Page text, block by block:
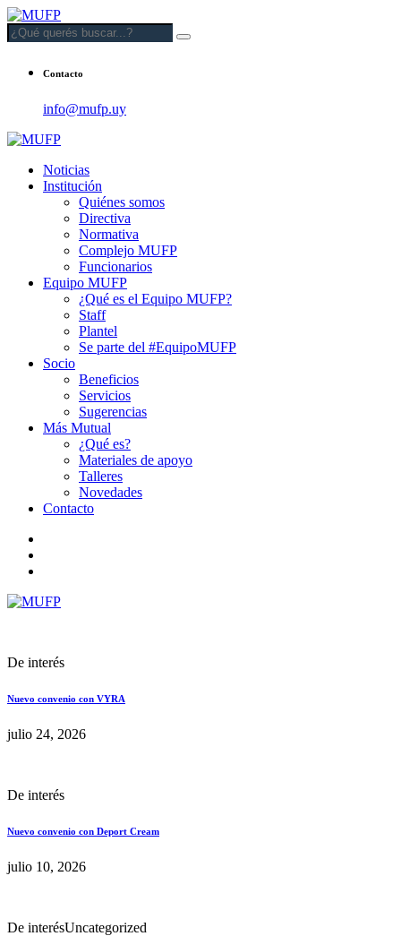
Contacto
info@mufp.uy
Noticias
Institución
Quiénes somos
Directiva
Normativa
Complejo MUFP
Funcionarios
Equipo MUFP
¿Qué es el Equipo MUFP?
Staff
Plantel
Se parte del #EquipoMUFP
Socio
Beneficios
Servicios
Sugerencias
Más Mutual
¿Qué es?
Materiales de apoyo
Talleres
Novedades
Contacto
De interés
Nuevo convenio con VYRA
julio 24, 2026
De interés
Nuevo convenio con Deport Cream
julio 10, 2026
De interésUncategorized